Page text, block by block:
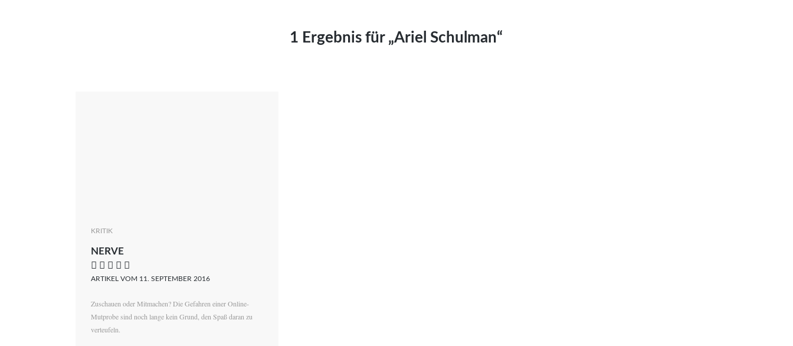
Maximilian Kosing
1 Ergebnis für „Ariel Schulman“
KRITIK
NERVE
    
ARTIKEL VOM 11. SEPTEMBER 2016
Zuschauen oder Mitmachen? Die Gefahren einer Online-
Mutprobe sind noch lange kein Grund, den Spaß daran zu
verteufeln.